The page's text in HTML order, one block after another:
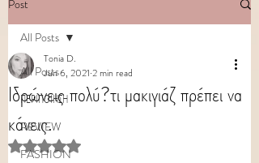
Post
All Posts
ΠΕΡΙΠΟΙΗΣΗ
REVIEW
FASHION
All Posts
Ιδρώνεις πολύ?τι μακιγιάζ πρέπει να
κάνεις.
Tonia D.
Jun 6, 2021 2 min read
Rated NaN out of 5 stars.